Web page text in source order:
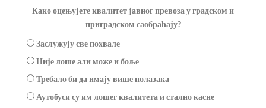
Како оцењујете квалитет јавног превоза у градском и
приградском саобраћају?
Заслужују све похвале
Није лоше али може и боље
Требало би да имају више полазака
Аутобуси су им лошег квалитета и стално касне